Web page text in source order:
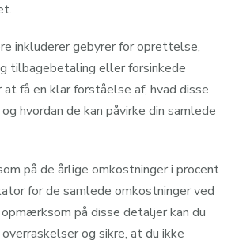
inkluderer gebyrer for oprettelse,
tilbagebetaling eller forsinkede
få en klar forståelse af, hvad disse
hvordan de kan påvirke din samlede
på de årlige omkostninger i procent
for de samlede omkostninger ved
på disse detaljer kan du
og sikre, at du ikke